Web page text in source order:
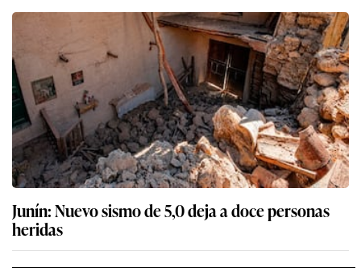
Junín: Nuevo sismo de 5,0 deja a doce personas
heridas